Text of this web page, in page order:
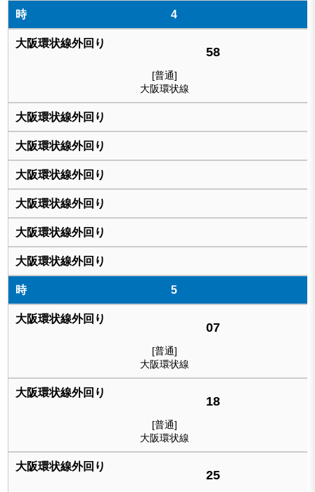
4
58
[普通]
大阪環状線
5
07
[普通]
大阪環状線
18
[普通]
大阪環状線
25